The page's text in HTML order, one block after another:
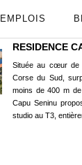
EMPLOIS
RESIDENCE
Située au cœur de
Corse du Sud,
moins de 400 m
Capu Seninu
studio au T3,